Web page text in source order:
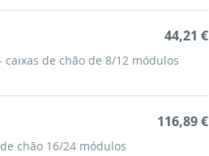
de chão de 8/12 módulos
44,21 €
chão 16/24 módulos
116,89 €